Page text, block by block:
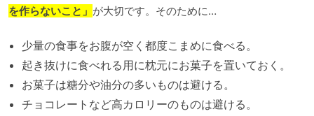
を作らないこと」 が大切です。そのために…
少量の食事をお腹が空く都度こまめに食べる。
起き抜けに食べれる用に枕元にお菓子を置いておく。
お菓子は糖分や油分の多いものは避ける。
チョコレートなど高カロリーのものは避ける。